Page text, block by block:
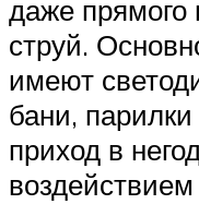
даже прямого
струй.
имеют
бани,
приход в